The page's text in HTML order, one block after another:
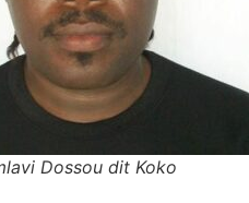
Dossou dit Koko